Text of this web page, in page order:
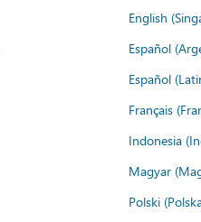
English
Español
Español
Français
Indonesia
Magyar
Polski